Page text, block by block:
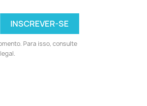
Para isso, consulte